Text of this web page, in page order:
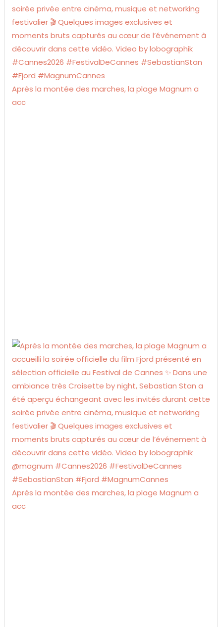
Après la montée des marches, la plage Magnum a
acc
Après la montée des marches, la plage Magnum a
acc